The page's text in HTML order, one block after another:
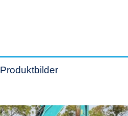
Produktbilder